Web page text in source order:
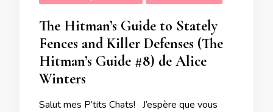
The Hitman’s Guide to Stately
Fences and Killer Defenses (The
Hitman’s Guide #8) de Alice
Winters
Salut mes P’tits Chats! J’espère que vous